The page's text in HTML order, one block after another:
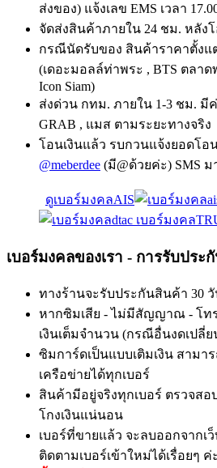
ส่งของ) แจ้งเลข EMS เวลา
จัดส่งสินค้าภายใน 24 ชม. หลังโ
กรณีนัดรับของ สินค้าราคาตั้งแต่
(เดอะมอลล์ท่าพระ , BTS ตลาด
Icon Siam)
ส่งด่วน กทม. ภายใน 1-3 ชม. มี
GRAB , แมส ตามระยะทางจริง
โอนเงินแล้ว รบกวนแจ้งยอดโอ
@meberdee (มี@ด้วยค่ะ) SMS ม
ดูเบอร์มงคลAIS
เบอร์มงคล
เบอร์มงคลของเรา - การรับประ
ทางร้านจะรับประกันสินค้า 30
หากซิมเสีย - ไม่มีสัญญาณ - โท
เงินเต็มจำนวน (กรณีอื่นงดเปลี่ย
ซิมการ์ดเป็นแบบเติมเงิน สามา
เครือข่ายได้ทุกเบอร์
สินค้ามีอยู่จริงทุกเบอร์ ตรวจสอ
โกงเงินแน่นอน
เบอร์ที่ขายแล้ว จะลบออกจากเ
ติดตามเบอร์เข้าใหม่ได้เรื่อยๆ ค่ะ